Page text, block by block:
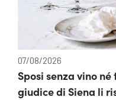
07/08/2026
Sposi senza vino
giudice di Siena li